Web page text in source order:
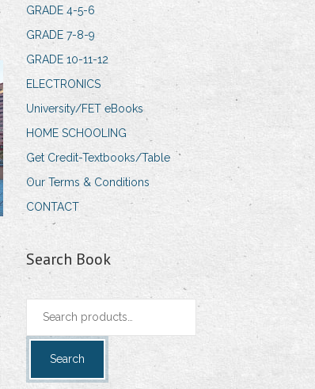
GRADE 4-5-6
GRADE 7-8-9
GRADE 10-11-12
ELECTRONICS
University/FET eBooks
HOME SCHOOLING
Get Credit-Textbooks/Table
Our Terms & Conditions
CONTACT
Search Book
Search